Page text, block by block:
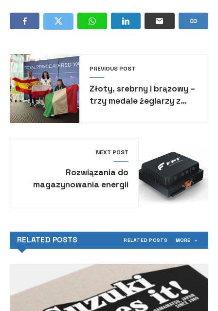
PREVIOUS POST
Złoty, srebrny i brązowy –
trzy medale żeglarzy z
NEXT POST
Rozwiązania do
magazynowania energii
RELATED POSTS RELATED POSTS MORE